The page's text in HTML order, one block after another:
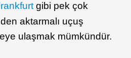
gibi pek çok
aktarmalı uçuş
ulaşmak mümkündür.